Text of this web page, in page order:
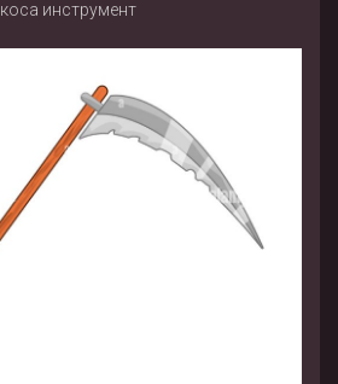
коса инструмент